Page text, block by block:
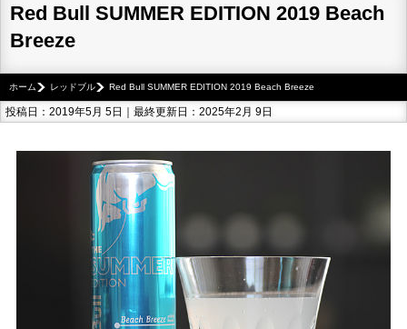
Red Bull SUMMER EDITION 2019 Beach
Breeze
ホーム レッドブル Red Bull SUMMER EDITION 2019 Beach Breeze
投稿日：2019年5月 5日｜最終更新日：2025年2月 9日